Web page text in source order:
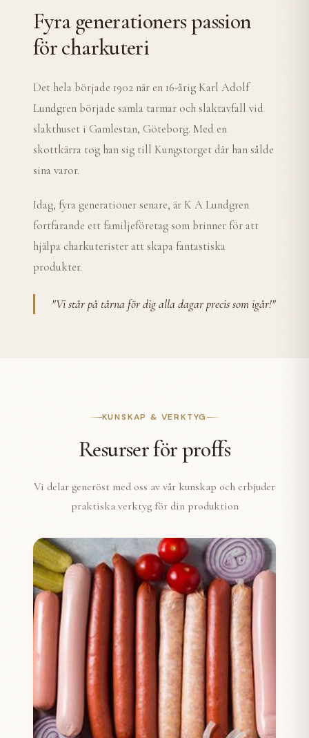
Fyra generationers passion
för charkuteri
Det hela började 1902 när en 16-årig Karl Adolf
Lundgren började samla tarmar och slaktavfall vid
slakthuset i Gamlestan, Göteborg. Med en
skottkärra tog han sig till Kungstorget där han sålde
sina varor.
Idag, fyra generationer senare, är K A Lundgren
fortfarande ett familjeföretag som brinner för att
hjälpa charkuterister att skapa fantastiska
produkter.
"Vi står på tårna för dig alla dagar precis som igår!"
KUNSKAP & VERKTYG
Resurser för proffs
Vi delar generöst med oss av vår kunskap och erbjuder
praktiska verktyg för din produktion